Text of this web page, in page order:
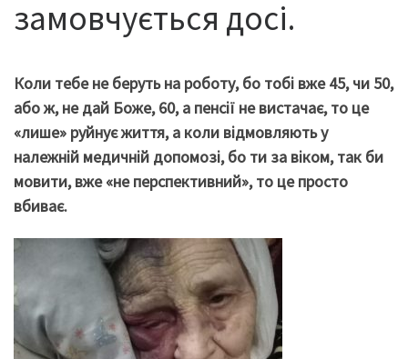
замовчується досі.
Коли тебе не беруть на роботу, бо тобі вже 45, чи 50,
або ж, не дай Боже, 60, а пенсії не вистачає, то це
«лише» руйнує життя, а коли відмовляють у
належній медичній допомозі, бо ти за віком, так би
мовити, вже «не перспективний», то це просто
вбиває.